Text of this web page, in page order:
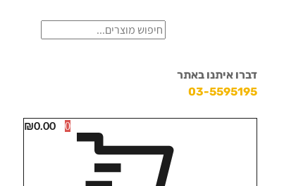
דברו איתנו באתר
03-5595195
₪0.00